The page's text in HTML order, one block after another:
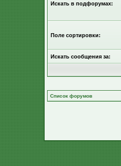
Искать в подфорумах:
Поле сортировки:
Искать сообщения за:
Список форумов